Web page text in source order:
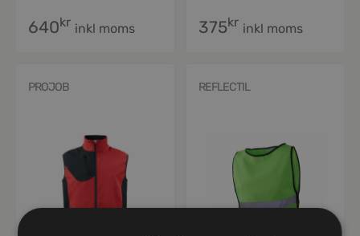
640kr inkl moms 375kr inkl moms
PROJOB REFLECTIL